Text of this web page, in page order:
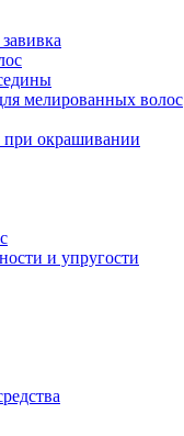
мелированных волос
при окрашивании
и упругости